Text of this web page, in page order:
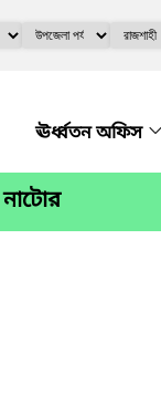
ঊর্ধ্বতন অফিস